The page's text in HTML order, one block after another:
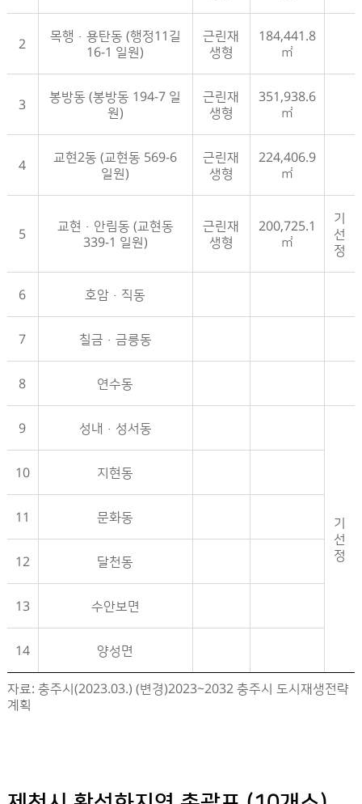
충주시 활성화지역 지정현황- 구분, 활성화지역, 유형, 면적, 비고 정보제공
2
목행·용탄동 (행정11길
16-1 일원)
근린재
생형
184,441.8
㎡
3
봉방동 (봉방동 194-7 일
원)
근린재
생형
351,938.6
㎡
4
교현2동 (교현동 569-6
일원)
근린재
생형
224,406.9
㎡
5
교현·안림동 (교현동
339-1 일원)
근린재
생형
200,725.1
㎡
기
선
정
6 호암·직동
7 칠금·금릉동
8 연수동
9 성내·성서동
기
선
정
10 지현동
11 문화동
12 달천동
13 수안보면
14 양성면
자료: 충주시(2023.03.) (변경)2023~2032 충주시 도시재생전략
계획